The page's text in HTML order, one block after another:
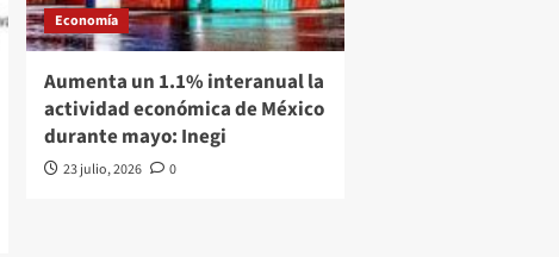
Economía
Aumenta un 1.1% interanual la
actividad económica de México
durante mayo: Inegi
23 julio, 2026 0